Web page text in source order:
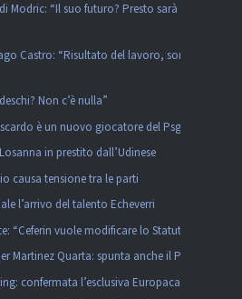
Modric: “Il suo futuro? Presto sarà
Castro: “Risultato del lavoro, sono
Non c’è nulla”
è un nuovo giocatore del Psg
in prestito dall’Udinese
causa tensione tra le parti
l’arrivo del talento Echeverri
“Ceferin vuole modificare lo Statuto”
Martinez Quarta: spunta anche il PSG
confermata l’esclusiva Europacalcio!